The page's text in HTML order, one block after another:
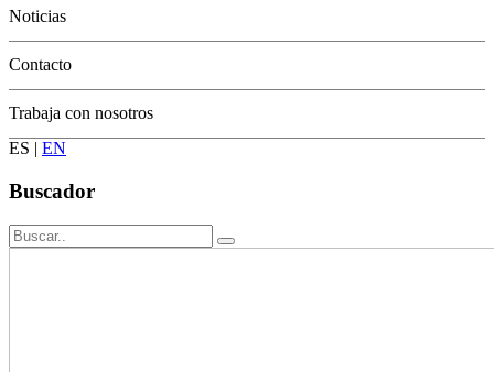
Noticias
Contacto
Trabaja con nosotros
ES | EN
Buscador